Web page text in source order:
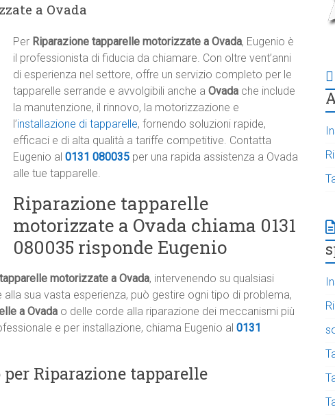
a Ovada
Per Riparazione tapparelle motorizzate a Ovada, Eugenio è
il professionista di fiducia da chiamare. Con oltre vent’anni
di esperienza nel settore, offre un servizio completo per le
tapparelle serrande e avvolgibili anche a Ovada che include
la manutenzione, il rinnovo, la motorizzazione e
l’installazione di tapparelle, fornendo soluzioni rapide,
efficaci e di alta qualità a tariffe competitive. Contatta
Eugenio al 0131 080035 per una rapida assistenza a Ovada
alle tue tapparelle.
Riparazione tapparelle
motorizzate a Ovada chiama 0131
080035 risponde Eugenio
motorizzate a Ovada, intervenendo su qualsiasi
sua vasta esperienza, può gestire ogni tipo di problema,
a Ovada o delle corde alla riparazione dei meccanismi più
e per installazione, chiama Eugenio al 0131
Riparazione tapparelle